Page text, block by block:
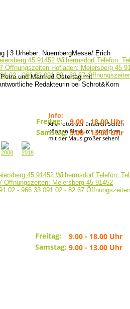
Info:
Alle Fotos auf unseren Seiten
können Sie durch Anklicken
mit der Maus größer sehen!
Freitag:
Samstag:
9.00 - 18.00 Uhr
9.00 - 13.00 Uhr
Freitag:
Samstag:
9.00 - 18.00 Uhr
9.00 - 13.00 Uhr
- ausgenommen Feiertage -